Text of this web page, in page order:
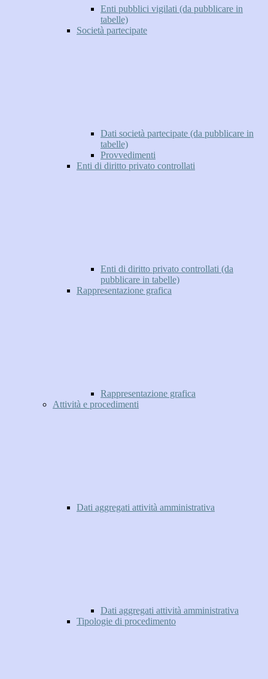
Enti pubblici vigilati (da pubblicare in
tabelle)
Società partecipate
Dati società partecipate (da pubblicare in
tabelle)
Provvedimenti
Enti di diritto privato controllati
Enti di diritto privato controllati (da
pubblicare in tabelle)
Rappresentazione grafica
Rappresentazione grafica
Attività e procedimenti
Dati aggregati attività amministrativa
Dati aggregati attività amministrativa
Tipologie di procedimento